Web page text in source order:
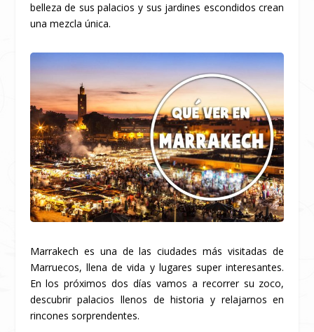
belleza de sus palacios y sus jardines escondidos crean
una mezcla única.
Marrakech es una de las ciudades más visitadas de
Marruecos, llena de vida y lugares super interesantes.
En los próximos dos días vamos a recorrer su zoco,
descubrir palacios llenos de historia y relajarnos en
rincones sorprendentes.